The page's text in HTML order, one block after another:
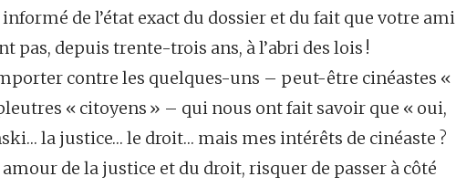
de l’état exact du dossier et du fait que votre ami
pas, depuis trente-trois ans, à l’abri des lois !
contre les quelques-uns – peut-être cinéastes «
« citoyens » – qui nous ont fait savoir que « oui,
la justice… le droit… mais mes intérêts de cinéaste ?
de la justice et du droit, risquer de passer à côté